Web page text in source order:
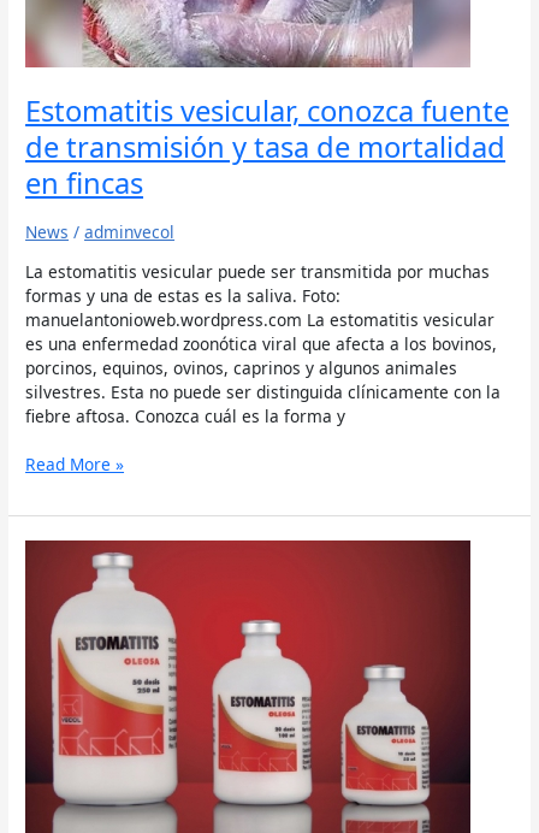
Estomatitis vesicular, conozca fuente
de transmisión y tasa de mortalidad
en fincas
News /adminvecol
La estomatitis vesicular puede ser transmitida por muchas
formas y una de estas es la saliva. Foto:
manuelantonioweb.wordpress.com La estomatitis vesicular
es una enfermedad zoonótica viral que afecta a los bovinos,
porcinos, equinos, ovinos, caprinos y algunos animales
silvestres. Esta no puede ser distinguida clínicamente con la
fiebre aftosa. Conozca cuál es la forma y
fincas
Read More »
630
000
animales
contra
vesicular